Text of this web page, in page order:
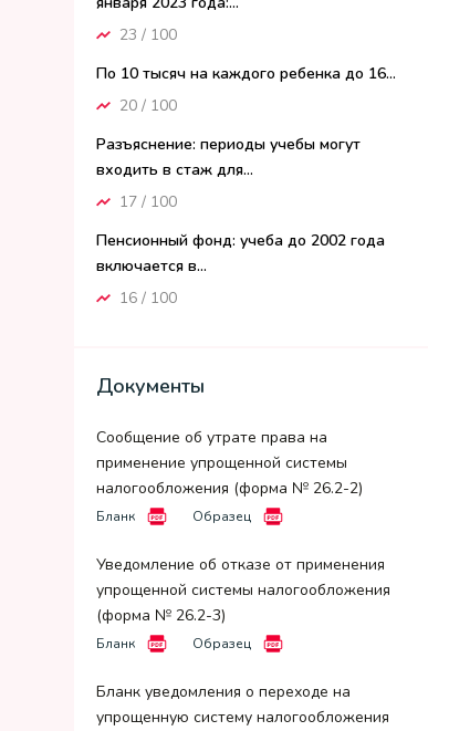
23 / 100
По 10 тысяч на каждого ребенка до 16...
20 / 100
Разъяснение: периоды учебы могут
входить в стаж для...
17 / 100
Пенсионный фонд: учеба до 2002 года
включается в...
16 / 100
Документы
Сообщение об утрате права на
применение упрощенной системы
налогообложения (форма № 26.2-2)
Бланк Образец
Уведомление об отказе от применения
упрощенной системы налогообложения
(форма № 26.2-3)
Бланк Образец
Бланк уведомления о переходе на
упрощенную систему налогообложения